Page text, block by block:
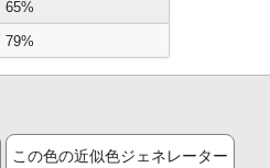
65%
79%
この色の近似色ジェネレーター